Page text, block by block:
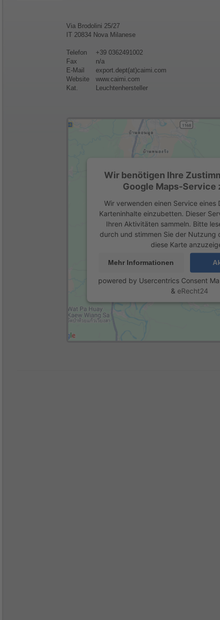
Via Brodolini 25/27
IT 20834 Nova Milanese
Telefon
+39 0362491002
Fax
n/a
E-Mail
export.dept(at)caimi.com
Website
www.caimi.com
Kat.
Leuchtenhersteller
Wir benötigen Ihre
Google Maps-Service
Wir verwenden einen Service eines
Karteninhalte einzubetten. Dieser
Ihren Aktivitäten sammeln. Bitte
durch und stimmen Sie der Nutzung
diese Karte
Mehr Informationen
powered by Usercentrics Consent
& eRecht24